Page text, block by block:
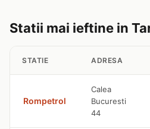
Statii mai ieftine in
STATIE ADRESA
Rompetrol
Calea
Bucuresti
44